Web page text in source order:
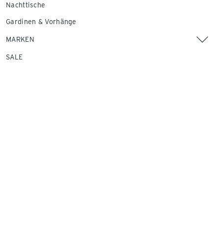
Nachttische
Gardinen & Vorhänge
MARKEN
SALE